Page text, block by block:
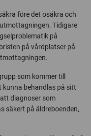
före det osäkra och
Tidigare
på
på vårdplatser på
som kommer till
kunna behandlas på sitt
diagnoser som
säkert på äldreboenden,